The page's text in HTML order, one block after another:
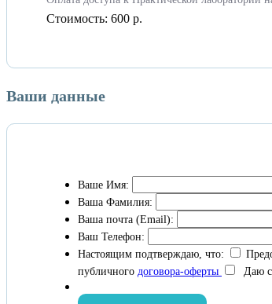
Стоимость: 600 р.
Ваши данные
Ваше Имя:
Ваша Фамилия:
Ваша почта (Email):
Ваш Телефон:
Настоящим подтверждаю, что:
публичного договора-оферты Даю